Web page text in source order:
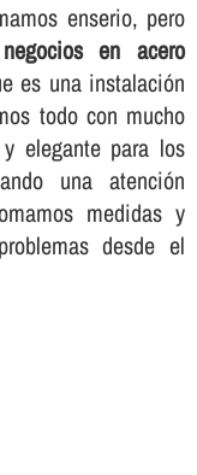
enserio, pero
en acero
es una instalación
todo con mucho
elegante para los
una atención
medidas y
desde el